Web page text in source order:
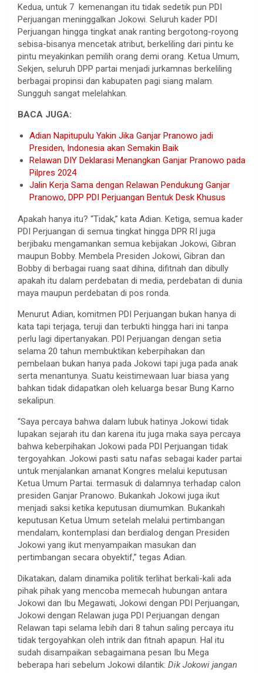
Kedua, untuk 7 kemenangan itu tidak sedetik pun PDI
Perjuangan meninggalkan Jokowi. Seluruh kader PDI
Perjuangan hingga tingkat anak ranting bergotong-royong
sebisa-bisanya mencetak atribut, berkeliling dari pintu ke
pintu meyakinkan pemilih orang demi orang. Ketua Umum,
Sekjen, seluruh DPP partai menjadi jurkamnas berkeliling
berbagai propinsi dan kabupaten pagi siang malam.
Sungguh sangat melelahkan.
BACA JUGA:
Adian Napitupulu Yakin Jika Ganjar Pranowo jadi
Presiden, Indonesia akan Semakin Baik
Relawan DIY Deklarasi Menangkan Ganjar Pranowo pada
Pilpres 2024
Jalin Kerja Sama dengan Relawan Pendukung Ganjar
Pranowo, DPP PDI Perjuangan Bentuk Desk Khusus
Apakah hanya itu? “Tidak,” kata Adian. Ketiga, semua kader
PDI Perjuangan di semua tingkat hingga DPR RI juga
berjibaku mengamankan semua kebijakan Jokowi, Gibran
maupun Bobby. Membela Presiden Jokowi, Gibran dan
Bobby di berbagai ruang saat dihina, difitnah dan dibully
apakah itu dalam perdebatan di media, perdebatan di dunia
maya maupun perdebatan di pos ronda.
Menurut Adian, komitmen PDI Perjuangan bukan hanya di
kata tapi terjaga, teruji dan terbukti hingga hari ini tanpa
perlu lagi dipertanyakan. PDI Perjuangan dengan setia
selama 20 tahun membuktikan keberpihakan dan
pembelaan bukan hanya pada Jokowi tapi juga pada anak
serta menantunya. Suatu keistimewaan luar biasa yang
bahkan tidak didapatkan oleh keluarga besar Bung Karno
sekalipun.
“Saya percaya bahwa dalam lubuk hatinya Jokowi tidak
lupakan sejarah itu dan karena itu juga maka saya percaya
bahwa keberpihakan Jokowi pada PDI Perjuangan tidak
tergoyahkan. Jokowi pasti satu nafas sebagai kader partai
untuk menjalankan amanat Kongres melalui keputusan
Ketua Umum Partai. termasuk di dalamnya terhadap calon
presiden Ganjar Pranowo. Bukankah Jokowi juga ikut
menjadi saksi ketika keputusan diumumkan. Bukankah
keputusan Ketua Umum setelah melalui pertimbangan
mendalam, kontemplasi dan berdialog dengan Presiden
Jokowi yang ikut menyampaikan masukan dan
pertimbangan secara obyektif,” tegas Adian.
Dikatakan, dalam dinamika politik terlihat berkali-kali ada
pihak pihak yang mencoba memecah hubungan antara
Jokowi dan Ibu Megawati, Jokowi dengan PDI Perjuangan,
Jokowi dengan Relawan juga PDI Perjuangan dengan
Relawan tapi selama lebih dari 8 tahun saling percaya itu
tidak tergoyahkan oleh intrik dan fitnah apapun. Hal itu
sudah disampaikan sebagaimana pesan Ibu Mega
beberapa hari sebelum Jokowi dilantik: Dik Jokowi jangan